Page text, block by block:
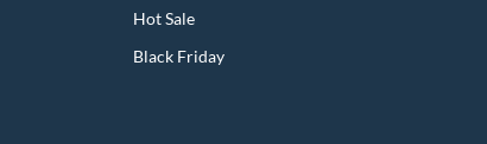
Hot Sale
Black Friday